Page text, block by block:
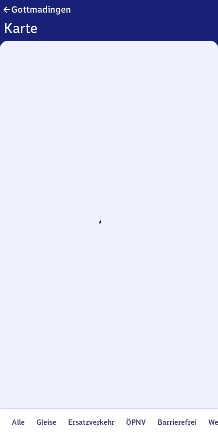
Gottmadingen
Karte
Alle Gleise Ersatzverkehr ÖPNV Barrierefrei